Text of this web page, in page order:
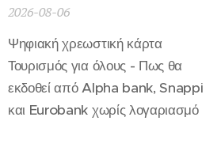
2026-08-06
Ψηφιακή χρεωστική κάρτα
Τουρισμός για όλους - Πως θα
εκδοθεί από Alpha bank, Snappi
και Eurobank χωρίς λογαριασμό